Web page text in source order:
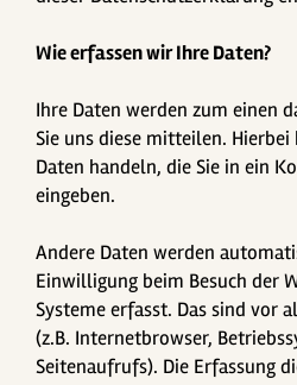
Wie erfassen wir Ihre Daten?
Ihre Daten werden zum einen
Sie uns diese mitteilen. Hierbei
Daten handeln, die Sie in ein
eingeben.
Andere Daten werden
Einwilligung beim Besuch der
Systeme erfasst. Das sind vor
(z.B. Internetbrowser,
Seitenaufrufs). Die Erfassung